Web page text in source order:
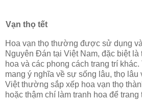
Vạn thọ tết
Hoa vạn thọ thường được sử dụng
Nguyên Đán tại Việt Nam, đặc biệt là
hoa và các phong cách trang trí
mang ý nghĩa về sự sống lâu, thọ
Việt thường sắp xếp hoa vạn thọ
hoặc thậm chí làm tranh hoa để